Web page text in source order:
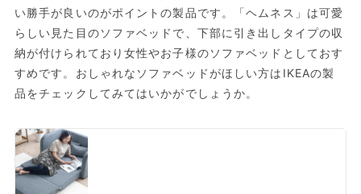
い勝手が良いのがポイントの製品です。「ヘムネス」は可愛
らしい見た目のソファベッドで、下部に引き出しタイプの収
納が付けられており女性やお子様のソファベッドとしておす
すめです。おしゃれなソファベッドがほしい方はIKEAの製
品をチェックしてみてはいかがでしょうか。